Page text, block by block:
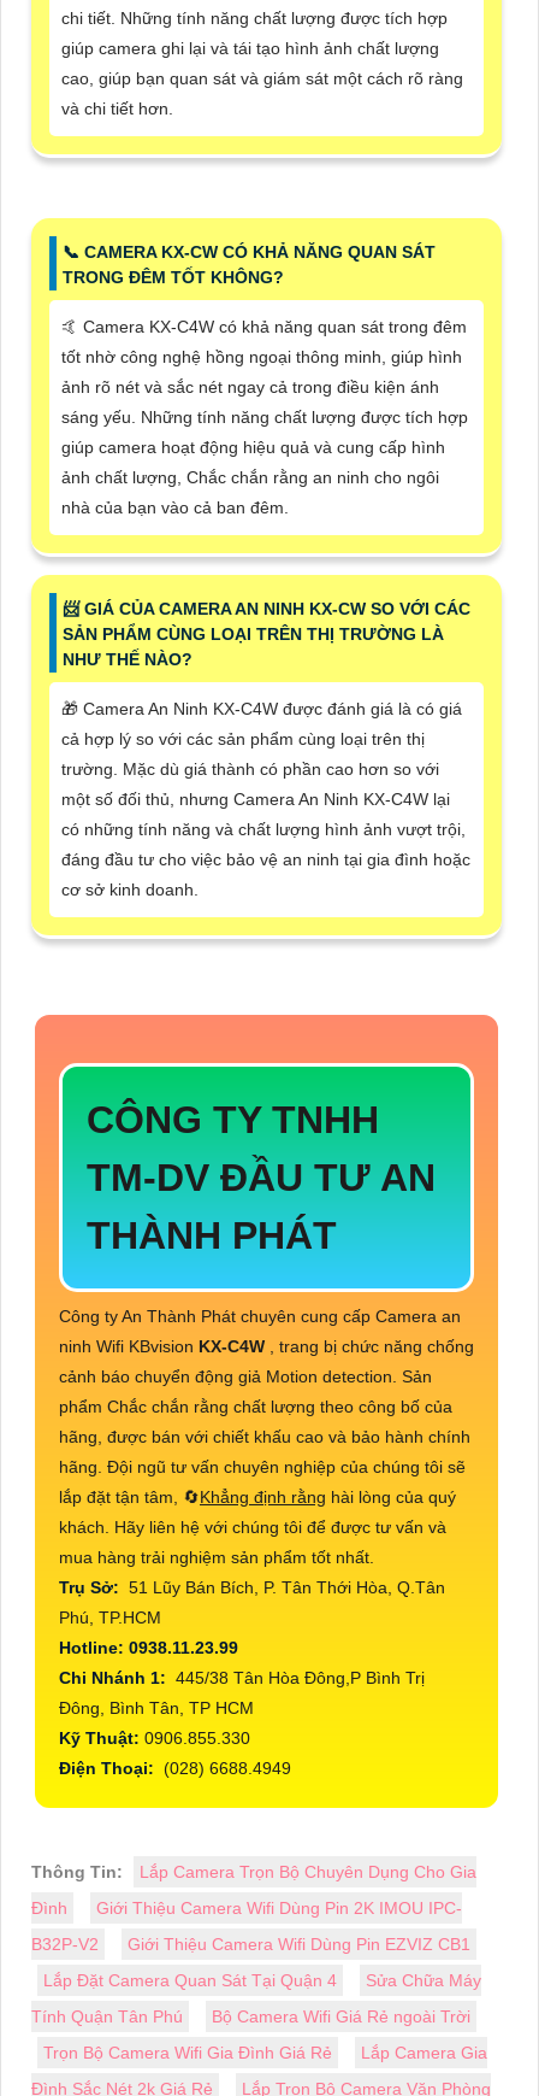
chi tiết. Những tính năng chất lượng được tích hợp
giúp camera ghi lại và tái tạo hình ảnh chất lượng
cao, giúp bạn quan sát và giám sát một cách rõ ràng
và chi tiết hơn.
📞 CAMERA KX-CW CÓ KHẢ NĂNG QUAN SÁT
TRONG ĐÊM TỐT KHÔNG?
🤙 Camera KX-C4W có khả năng quan sát trong đêm
tốt nhờ công nghệ hồng ngoại thông minh, giúp hình
ảnh rõ nét và sắc nét ngay cả trong điều kiện ánh
sáng yếu. Những tính năng chất lượng được tích hợp
giúp camera hoạt động hiệu quả và cung cấp hình
ảnh chất lượng, Chắc chắn rằng an ninh cho ngôi
nhà của bạn vào cả ban đêm.
📨 GIÁ CỦA CAMERA AN NINH KX-CW SO VỚI CÁC
SẢN PHẨM CÙNG LOẠI TRÊN THỊ TRƯỜNG LÀ
NHƯ THẾ NÀO?
🎁 Camera An Ninh KX-C4W được đánh giá là có giá
cả hợp lý so với các sản phẩm cùng loại trên thị
trường. Mặc dù giá thành có phần cao hơn so với
một số đối thủ, nhưng Camera An Ninh KX-C4W lại
có những tính năng và chất lượng hình ảnh vượt trội,
đáng đầu tư cho việc bảo vệ an ninh tại gia đình hoặc
cơ sở kinh doanh.
CÔNG TY TNHH
TM-DV ĐẦU TƯ AN
THÀNH PHÁT
Công ty An Thành Phát chuyên cung cấp Camera an
ninh Wifi KBvision KX-C4W
, trang bị chức năng chống
cảnh báo chuyển động giả Motion detection. Sản
phẩm Chắc chắn rằng chất lượng theo công bố của
hãng, được bán với chiết khấu cao và bảo hành chính
hãng. Đội ngũ tư vấn chuyên nghiệp của chúng tôi sẽ
lắp đặt tận tâm, 🔄Khẳng định rằng hài lòng của quý
khách. Hãy liên hệ với chúng tôi để được tư vấn và
mua hàng trải nghiệm sản phẩm tốt nhất.
Trụ Sở: 51 Lũy Bán Bích, P. Tân Thới Hòa, Q.Tân
Phú, TP.HCM
Hotline: 0938.11.23.99
Chi Nhánh 1: 445/38 Tân Hòa Đông,P Bình Trị
Đông, Bình Tân, TP HCM
Kỹ Thuật: 0906.855.330
Điện Thoại: (028) 6688.4949
Thông Tin:
Lắp Camera Trọn Bộ Chuyên Dụng Cho Gia
Đình
Giới Thiệu Camera Wifi Dùng Pin 2K IMOU IPC-
B32P-V2
Giới Thiệu Camera Wifi Dùng Pin EZVIZ CB1
Lắp Đặt Camera Quan Sát Tại Quận 4
Sửa Chữa Máy
Tính Quận Tân Phú
Bộ Camera Wifi Giá Rẻ ngoài Trời
Trọn Bộ Camera Wifi Gia Đình Giá Rẻ
Lắp Camera Gia
Đình Sắc Nét 2k Giá Rẻ
Lắp Trọn Bộ Camera Văn Phòng